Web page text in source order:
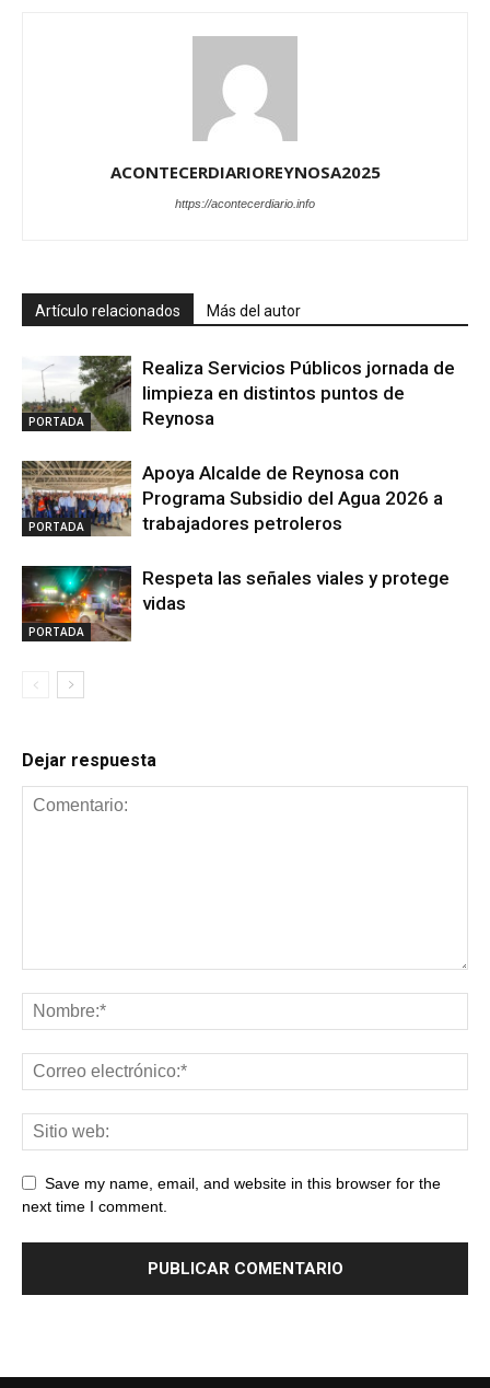
ACONTECERDIARIOREYNOSA2025
https://acontecerdiario.info
Artículo relacionados Más del autor
PORTADA
Realiza Servicios Públicos jornada de
limpieza en distintos puntos de
Reynosa
PORTADA
Apoya Alcalde de Reynosa con
Programa Subsidio del Agua 2026 a
trabajadores petroleros
PORTADA
Respeta las señales viales y protege
vidas
Dejar respuesta
Save my name, email, and website in this browser for the
next time I comment.